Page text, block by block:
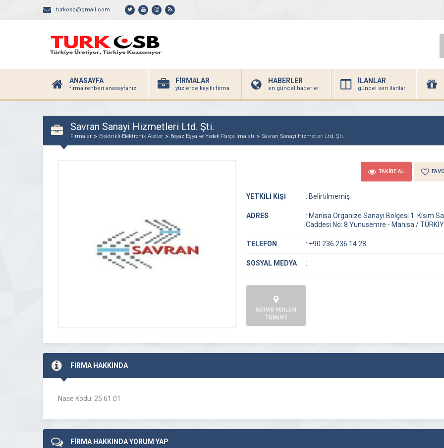
turkosb@gmail.com
ANASAYFA
firma rehberi anasayfanız
FİRMALAR
yüzlerce kayıtlı firma
HABERLER
en güncel haberler
İLANLAR
güncel seri ilanlar
Savran Sanayi Hizmetleri Ltd. Şti.
Firmalar Elektrikli-Elektronik Aletler Beyaz Eşya ve Yedek Parça İmalatı Savran Sanayi Hizmetleri Ltd. Şti.
TAKİBE AL
YETKİLİ KİŞİ : Belirtilmemiş
ADRES : Manisa Organize Sanayi Bölgesi 1. Kısım
Caddesi No: 8 Yunusemre - Manisa /
TELEFON : +90 236 236 14 28
SOSYAL MEDYA :
SERVİS YERLERİ
TÜRKİYE
FİRMA HAKKINDA
Nace Kodu: 25.61.01
FİRMA HAKKINDA YORUM YAP